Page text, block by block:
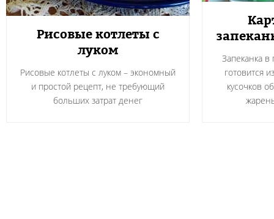
Запеканка
готовится
кусочков
Рисовые котлеты с
луком
Рисовые котлеты с луком – экономный
и простой рецепт, не требующий
больших затрат денег